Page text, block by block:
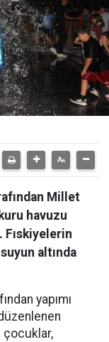
Millet
havuzu
Fıskiyelerin
altında
yapımı
çocuklar,